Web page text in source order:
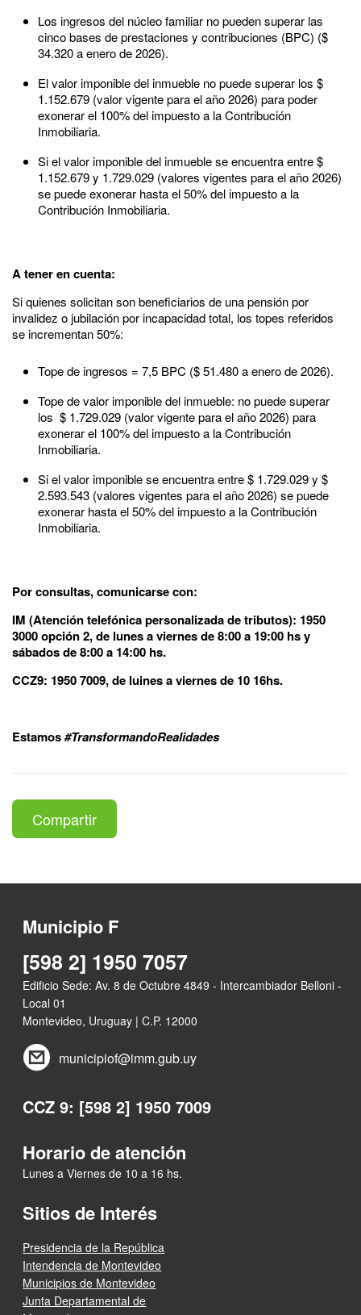
Los ingresos del núcleo familiar no pueden superar las
cinco bases de prestaciones y contribuciones (BPC) ($
34.320 a enero de 2026).
El valor imponible del inmueble no puede superar los $
1.152.679 (valor vigente para el año 2026) para poder
exonerar el 100% del impuesto a la Contribución
Inmobiliaria.
Si el valor imponible del inmueble se encuentra entre $
1.152.679 y 1.729.029 (valores vigentes para el año 2026)
se puede exonerar hasta el 50% del impuesto a la
Contribución Inmobiliaria.
A tener en cuenta:
Si quienes solicitan son beneficiarios de una pensión por
invalidez o jubilación por incapacidad total, los topes referidos
se incrementan 50%:
Tope de ingresos = 7,5 BPC ($ 51.480 a enero de 2026).
Tope de valor imponible del inmueble: no puede superar
los $ 1.729.029 (valor vigente para el año 2026) para
exonerar el 100% del impuesto a la Contribución
Inmobiliaria.
Si el valor imponible se encuentra entre $ 1.729.029 y $
2.593.543 (valores vigentes para el año 2026) se puede
exonerar hasta el 50% del impuesto a la Contribución
Inmobiliaria.
Por consultas, comunicarse con:
IM (Atención telefónica personalizada de tributos): 1950
3000 opción 2, de lunes a viernes de 8:00 a 19:00 hs y
sábados de 8:00 a 14:00 hs.
CCZ9: 1950 7009, de luines a viernes de 10 16hs.
Estamos#TransformandoRealidades
Compartir
Municipio F
[598 2] 1950 7057
Edificio Sede: Av. 8 de Octubre 4849 - Intercambiador Belloni -
Local 01
Montevideo, Uruguay | C.P. 12000
municipiof@imm.gub.uy
CCZ 9: [598 2] 1950 7009
Horario de atención
Lunes a Viernes de 10 a 16 hs.
Sitios de Interés
Presidencia de la República
Intendencia de Montevideo
Municipios de Montevideo
Junta Departamental de